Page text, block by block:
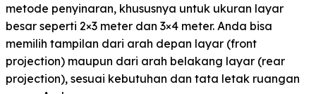
metode penyinaran, khususnya untuk ukuran layar
besar seperti 2×3 meter dan 3×4 meter. Anda bisa
memilih tampilan dari arah depan layar (front
projection) maupun dari arah belakang layar (rear
projection), sesuai kebutuhan dan tata letak ruangan